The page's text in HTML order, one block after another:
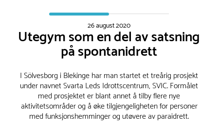
26 august 2020
Utegym som en del av satsning
på spontanidrett
I Sölvesborg i Blekinge har man startet et treårig prosjekt
under navnet Svarta Leds Idrottscentrum, SVIC. Formålet
med prosjektet er blant annet å tilby flere nye
aktivitetsområder og å øke tilgjengeligheten for personer
med funksjonshemminger og utøvere av paraidrett.